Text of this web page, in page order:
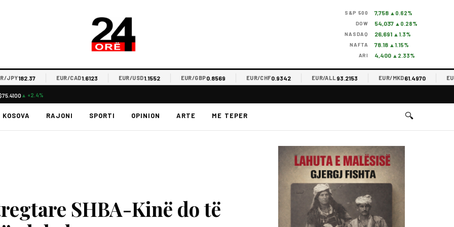
S&P 500 7,758 ▲0.62%
DOW 54,037 ▲0.28%
NASDAQ 26,691 ▲1.3%
NAFTA 78.18 ▲1.15%
ARI 4,400 ▲2.33%
182.37 EUR/CAD1.6123 EUR/USD1.1552 EUR/GBP0.8569 EUR/CHF0.9342 EUR/ALL93.2153 EUR/MKD61.4970 EUR/
▲ +2.4%
KOSOVA RAJONI SPORTI OPINION ARTE ME TEPER 🔍
SHBA-Kinë do të